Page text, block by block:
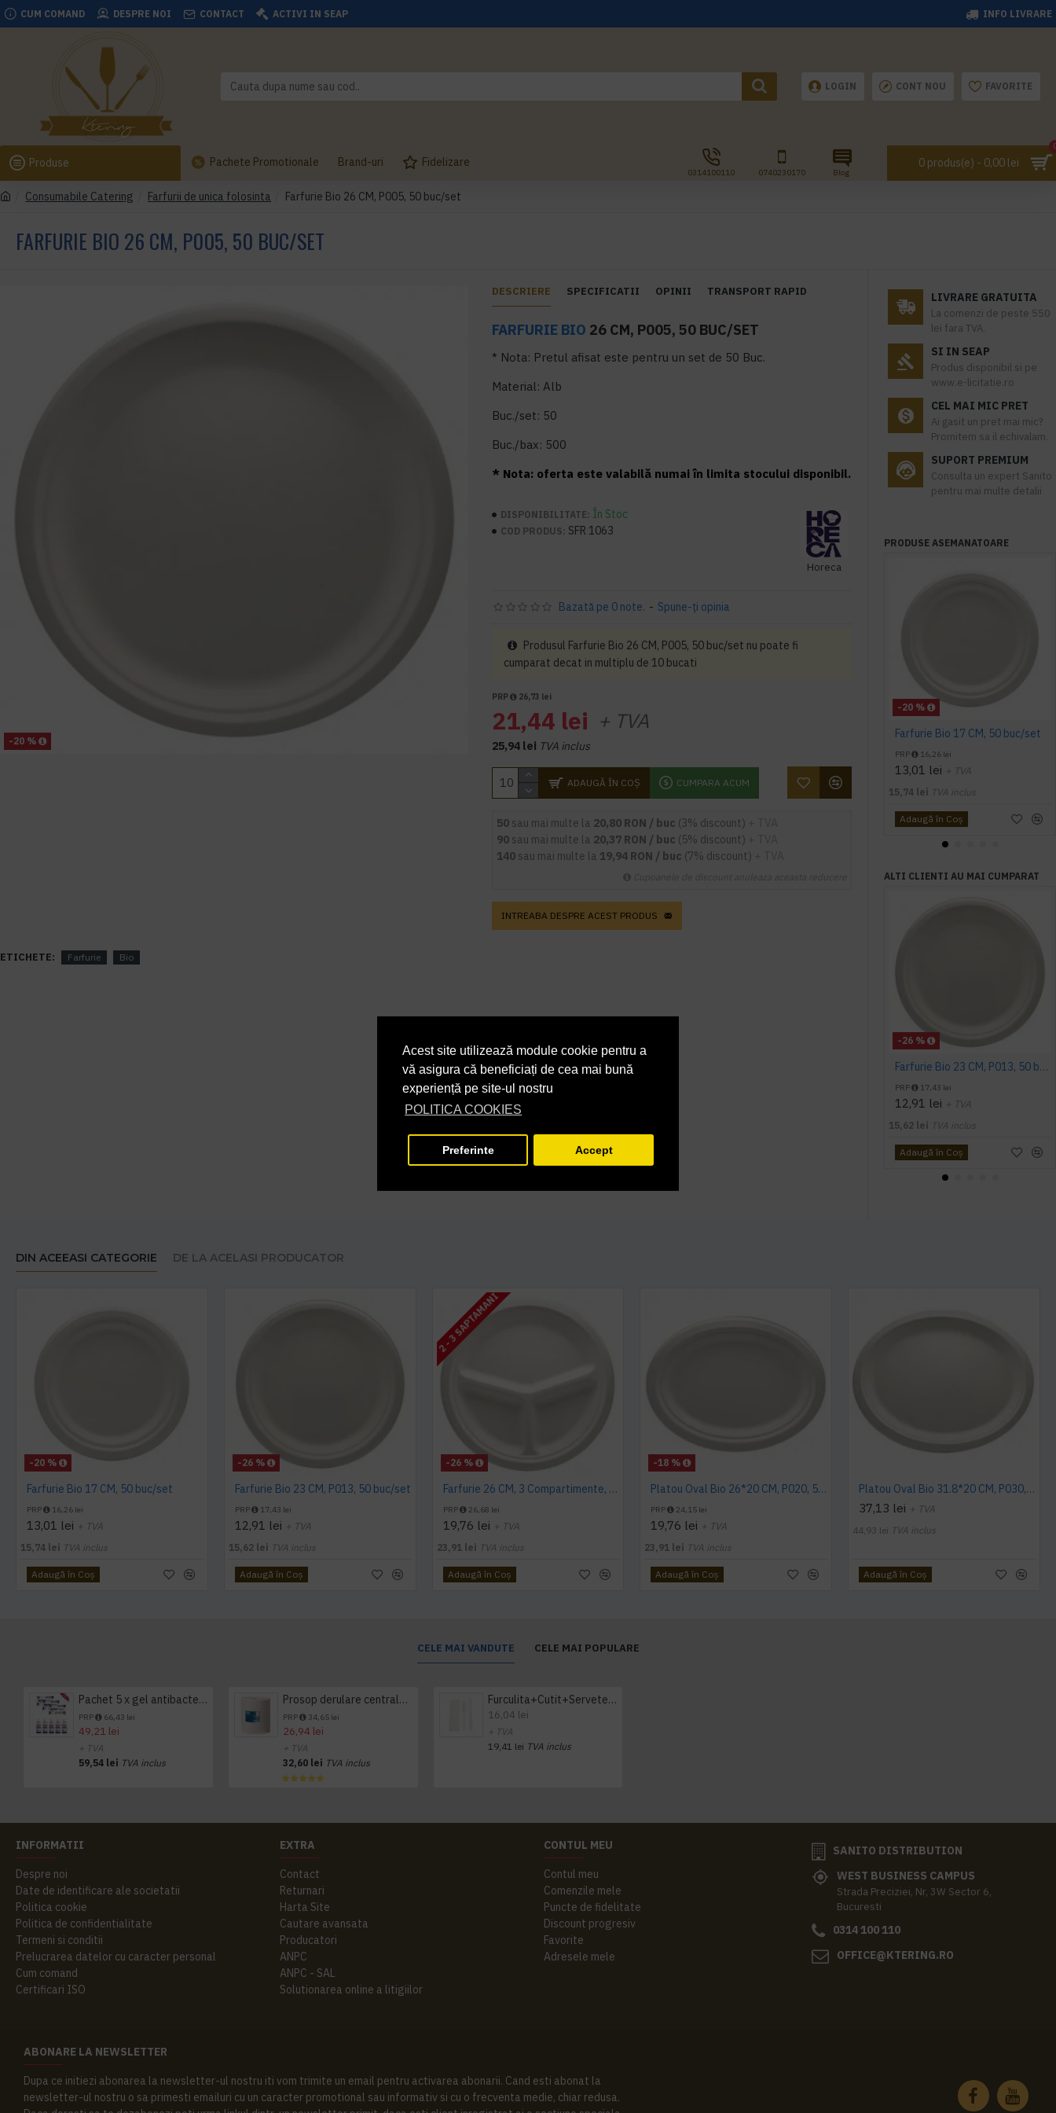
Acest site utilizează module cookie pentru a
vă asigura că beneficiați de cea mai bună
experiență pe site-ul nostru
POLITICA COOKIES
Preferinte Accept
CUM COMAND DESPRE NOI CONTACT ACTIVI IN SEAP INFO LIVRARE
LOGIN CONT NOU FAVORITE
Produse Pachete Promotionale Brand-uri Fidelizare
0314100110 0740230170 Blog
0 produs(e) - 0,00 lei
Consumabile Catering Farfurii de unica folosinta Farfurie Bio 26 CM, P005, 50 buc/set
FARFURIE BIO 26 CM, P005, 50 BUC/SET
-20 %
DESCRIERE SPECIFICATII OPINII TRANSPORT RAPID
FARFURIE BIO 26 CM, P005, 50 BUC/SET
* Nota: Pretul afisat este pentru un set de 50 Buc.
Material: Alb
Buc./set: 50
Buc./bax: 500
* Nota: oferta este valabilă numai în limita stocului disponibil.
DISPONIBILITATE: În Stoc
COD PRODUS: SFR 1063
Horeca
Bazată pe 0 note. - Spune-ţi opinia
PRP 26,73 lei
21,44 lei + TVA
25,94 lei TVA inclus
ADAUGĂ ÎN COŞ CUMPARA ACUM
Produsul Farfurie Bio 26 CM, P005, 50 buc/set nu poate fi
cumparat decat in multiplu de 10 bucati
50 sau mai multe la 20,80 RON / buc (3% discount)
90 sau mai multe la 20,37 RON / buc (5% discount)
140 sau mai multe la 19,94 RON / buc (7% discount)
INTREABA DESPRE ACEST PRODUS
ETICHETE: Farfurie Bio
LIVRARE GRATUITA
La comenzi de peste 550
lei fara TVA.
SI IN SEAP
Produs disponibil si pe
www.e-licitatie.ro
CEL MAI MIC PRET
Ai gasit un pret mai mic?
Promitem sa il echivalam.
SUPORT PREMIUM
Consulta un expert Sanito
pentru mai multe detalii
PRODUSE ASEMANATOARE
-20 %
Farfurie Bio 17 CM, 50 buc/set
PRP 16,26 lei
13,01 lei + TVA
15,74 lei TVA inclus
Adaugă în Coş
ALTI CLIENTI AU MAI CUMPARAT
-26 %
Farfurie Bio 23 CM, P013, 50 buc/set
PRP 17,43 lei
12,91 lei + TVA
15,62 lei TVA inclus
Adaugă în Coş
DIN ACEEASI CATEGORIE DE LA ACELASI PRODUCATOR
-20 %
Farfurie Bio 17 CM, 50 buc/set
PRP 16,26 lei
13,01 lei + TVA
15,74 lei TVA inclus
Adaugă în Coş
-26 %
Farfurie Bio 23 CM, P013, 50 buc/set
PRP 17,43 lei
12,91 lei + TVA
15,62 lei TVA inclus
Adaugă în Coş
-26 %
2 - 3 SAPTAMANI
Farfurie 26 CM, 3 Compartimente, Bio, trestie de zahar, 50 buc/set
PRP 26,68 lei
19,76 lei + TVA
23,91 lei TVA inclus
Adaugă în Coş
-18 %
Platou Oval Bio 26*20 CM, P020, 50 buc/set
PRP 24,15 lei
19,76 lei + TVA
23,91 lei TVA inclus
Adaugă în Coş
Platou Oval Bio 31.8*20 CM, P030, 50 buc/set
37,13 lei + TVA
44,93 lei TVA inclus
Adaugă în Coş
CELE MAI VANDUTE CELE MAI POPULARE
Pachet 5 x gel antibacterian 50ml si 3 x Servetele antibacteriene 48 buc Hygienium
PRP 66,43 lei
49,21 lei
+ TVA
59,54 lei TVA inclus
Prosop derulare centrala 1 pliu, 300 m Tork
PRP 34,65 lei
26,94 lei
+ TVA
32,60 lei TVA inclus
Furculita+Cutit+Servetel 100buc/set
16,04 lei
+ TVA
19,41 lei TVA inclus
INFORMATII
Despre noi
Date de identificare ale societatii
Politica cookie
Politica de confidentialitate
Termeni si conditii
Prelucrarea datelor cu caracter personal
Cum comand
Certificari ISO
EXTRA
Contact
Returnari
Harta Site
Cautare avansata
Producatori
ANPC
ANPC - SAL
Solutionarea online a litigiilor
CONTUL MEU
Contul meu
Comenzile mele
Puncte de fidelitate
Discount progresiv
Favorite
Adresele mele
SANITO DISTRIBUTION
WEST BUSINESS CAMPUS
Strada Preciziei, Nr, 3W Sector 6,
Bucuresti
0314 100 110
OFFICE@KTERING.RO
ABONARE LA NEWSLETTER
Dupa ce initiezi abonarea la newsletter-ul nostru iti vom trimite un email pentru activarea abonarii. Cand esti abonat la
newsletter-ul nostru o sa primesti emailuri cu un caracter promotional sau informativ si cu o frecventa medie, chiar redusa.